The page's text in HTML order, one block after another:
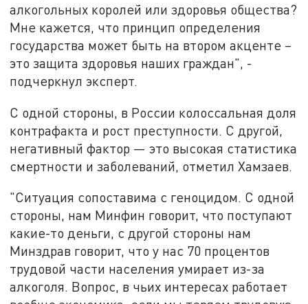
алкогольных королей или здоровья общества?
Мне кажется, что принцип определения
государства может быть на втором акценте –
это защита здоровья наших граждан", -
подчеркнул эксперт.
С одной стороны, в России колоссальная доля
контрафакта и рост преступности. С другой,
негативный фактор — это высокая статистика
смертности и заболеваний, отметил Хамзаев.
"Ситуация сопоставима с геноцидом. С одной
стороны, нам Минфин говорит, что поступают
какие-то деньги, с другой стороны нам
Минздрав говорит, что у нас 70 процентов
трудовой части населения умирает из-за
алкоголя. Вопрос, в чьих интересах работает